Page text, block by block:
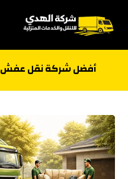
أفضل شركة نقل عفش من